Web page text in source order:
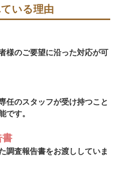
いる理由
様のご要望に沿った対応が可
任のスタッフが受け持つこと
です。
書
調査報告書をお渡ししていま